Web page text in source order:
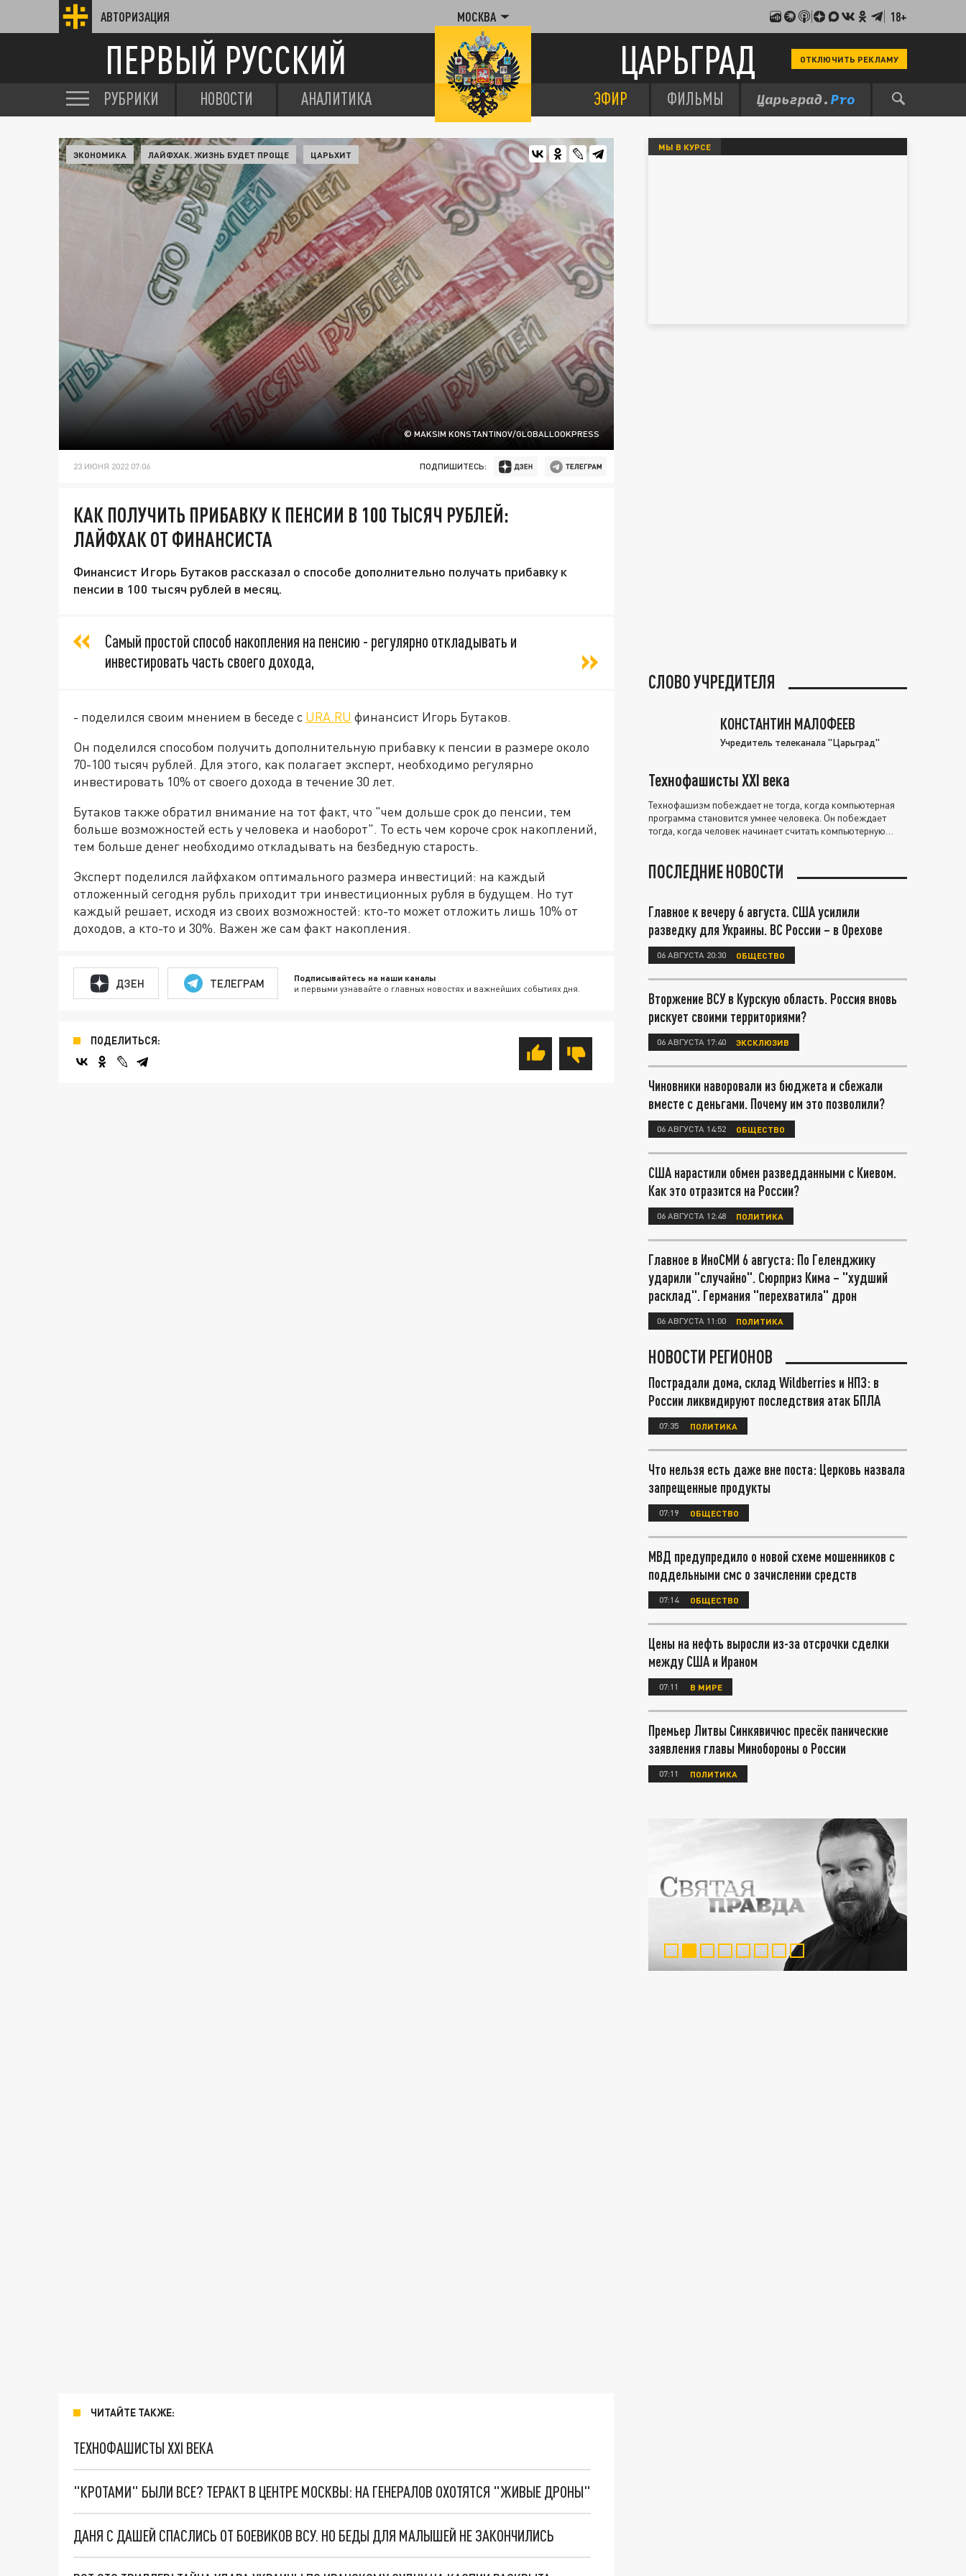
АВТОРИЗАЦИЯ МОСКВА 18+
ПЕРВЫЙ РУССКИЙ ЦАРЬГРАД ОТКЛЮЧИТЬ РЕКЛАМУ
РУБРИКИ НОВОСТИ АНАЛИТИКА ЭФИР ФИЛЬМЫ
© MAKSIM KONSTANTINOV/GLOBALLOOKPRESS
ЭКОНОМИКА ЛАЙФХАК. ЖИЗНЬ БУДЕТ ПРОЩЕ ЦАРЬХИТ
23 ИЮНЯ 2022 07:06 ПОДПИШИТЕСЬ:
КАК ПОЛУЧИТЬ ПРИБАВКУ К ПЕНСИИ В 100 ТЫСЯЧ РУБЛЕЙ:
ЛАЙФХАК ОТ ФИНАНСИСТА
Финансист Игорь Бутаков рассказал о способе дополнительно получать прибавку к
пенсии в 100 тысяч рублей в месяц.
Самый простой способ накопления на пенсию - регулярно откладывать и
инвестировать часть своего дохода,
- поделился своим мнением в беседе с URA.RU финансист Игорь Бутаков.
Он поделился способом получить дополнительную прибавку к пенсии в размере около
70-100 тысяч рублей. Для этого, как полагает эксперт, необходимо регулярно
инвестировать 10% от своего дохода в течение 30 лет.
Бутаков также обратил внимание на тот факт, что "чем дольше срок до пенсии, тем
больше возможностей есть у человека и наоборот". То есть чем короче срок накоплений,
тем больше денег необходимо откладывать на безбедную старость.
Эксперт поделился лайфхаком оптимального размера инвестиций: на каждый
отложенный сегодня рубль приходит три инвестиционных рубля в будущем. Но тут
каждый решает, исходя из своих возможностей: кто-то может отложить лишь 10% от
доходов, а кто-то и 30%. Важен же сам факт накопления.
ДЗЕН ТЕЛЕГРАМ Подписывайтесь на наши каналы
и первыми узнавайте о главных новостях и важнейших событиях дня.
ПОДЕЛИТЬСЯ:
ЧИТАЙТЕ ТАКЖЕ:
ТЕХНОФАШИСТЫ XXI ВЕКА
"КРОТАМИ" БЫЛИ ВСЕ? ТЕРАКТ В ЦЕНТРЕ МОСКВЫ: НА ГЕНЕРАЛОВ ОХОТЯТСЯ "ЖИВЫЕ ДРОНЫ"
ДАНЯ С ДАШЕЙ СПАСЛИСЬ ОТ БОЕВИКОВ ВСУ. НО БЕДЫ ДЛЯ МАЛЫШЕЙ НЕ ЗАКОНЧИЛИСЬ
МЫ В КУРСЕ
СЛОВО УЧРЕДИТЕЛЯ
КОНСТАНТИН МАЛОФЕЕВ
Учредитель телеканала "Царьград"
Технофашисты XXI века
Технофашизм побеждает не тогда, когда компьютерная
программа становится умнее человека. Он побеждает
тогда, когда человек начинает считать компьютерную
ПОСЛЕДНИЕ НОВОСТИ
Главное к вечеру 6 августа. США усилили
разведку для Украины. ВС России – в Орехове
06 АВГУСТА 20:30 ОБЩЕСТВО
Вторжение ВСУ в Курскую область. Россия вновь
рискует своими территориями?
06 АВГУСТА 17:40 ЭКСКЛЮЗИВ
Чиновники наворовали из бюджета и сбежали
вместе с деньгами. Почему им это позволили?
06 АВГУСТА 14:52 ОБЩЕСТВО
США нарастили обмен разведданными с Киевом.
Как это отразится на России?
06 АВГУСТА 12:48 ПОЛИТИКА
Главное в ИноСМИ 6 августа: По Геленджику
ударили "случайно". Сюрприз Кима – "худший
расклад". Германия "перехватила" дрон
06 АВГУСТА 11:00 ПОЛИТИКА
НОВОСТИ РЕГИОНОВ
Пострадали дома, склад Wildberries и НПЗ: в
России ликвидируют последствия атак БПЛА
07:35 ПОЛИТИКА
Что нельзя есть даже вне поста: Церковь назвала
запрещенные продукты
07:19 ОБЩЕСТВО
МВД предупредило о новой схеме мошенников с
поддельными смс о зачислении средств
07:14 ОБЩЕСТВО
Цены на нефть выросли из-за отсрочки сделки
между США и Ираном
07:11 В МИРЕ
Премьер Литвы Синкявичюс пресёк панические
заявления главы Минобороны о России
07:11 ПОЛИТИКА